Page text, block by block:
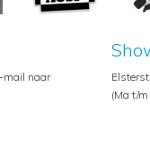
mail naar
(Ma t/